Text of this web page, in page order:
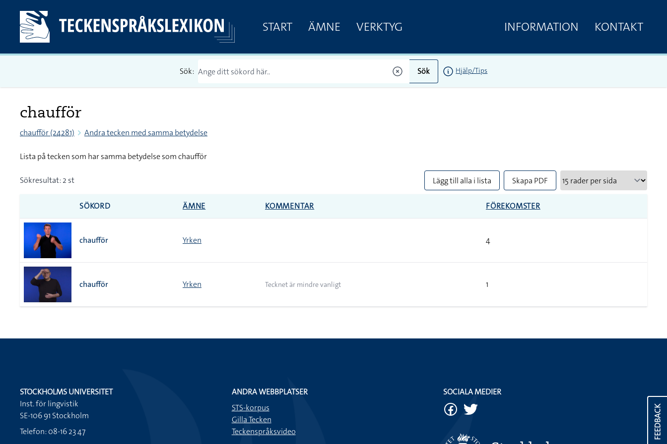
START ÄMNE VERKTYG INFORMATION KONTAKT
Sök: Sök Hjälp/Tips
chaufför
chaufför (24281) Andra tecken med samma betydelse
Lista på tecken som har samma betydelse som chaufför
Sökresultat: 2 st Lägg till alla i lista Skapa PDF
SÖKORD ÄMNE KOMMENTAR FÖREKOMSTER
chaufför Yrken 4
chaufför Yrken Tecknet är mindre vanligt 1
FEEDBACK
STOCKHOLMS UNIVERSITET
Inst. för lingvistik
SE-106 91 Stockholm
Telefon: 08-16 23 47
ANDRA WEBBPLATSER
STS-korpus
Gilla Tecken
Teckenspråksvideo
SOCIALA MEDIER